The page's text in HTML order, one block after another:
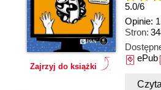
Zajrzyj do książki
5.0/6
Opinie: 1
Stron:
ePub